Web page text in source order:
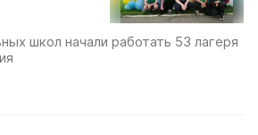
школ начали работать 53 лагеря